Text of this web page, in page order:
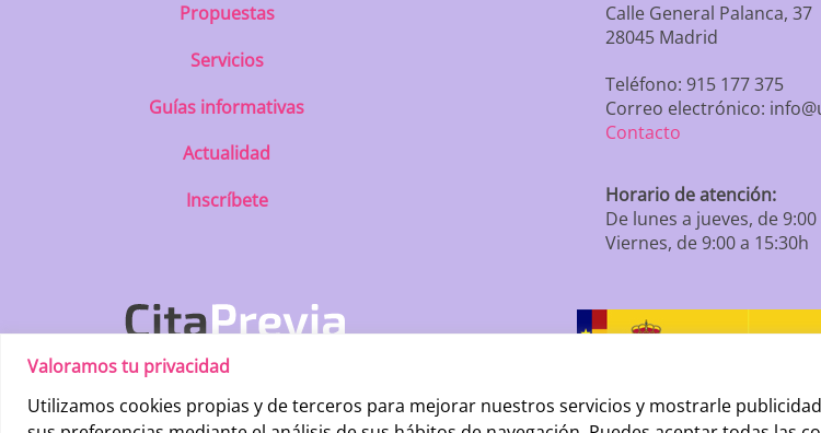
Valoramos tu privacidad
Utilizamos cookies propias y de terceros para mejorar nuestros servicios y mostrarle
Propuestas
Servicios
Guías informativas
Actualidad
Inscríbete
Calle General Palanca, 37
28045 Madrid
Teléfono: 915 177 375
Correo electrónico:
Contacto
Horario de atención:
De lunes a jueves, de 9:00
Viernes, de 9:00 a 15:30h